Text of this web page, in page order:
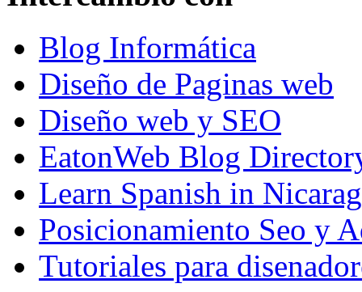
Blog Informática
Diseño de Paginas web
Diseño web y SEO
EatonWeb Blog
Learn Spanish in
Posicionamiento Seo y
Tutoriales para